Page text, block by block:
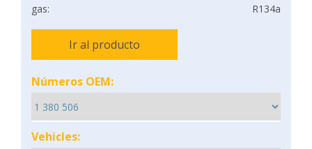
gas: R134a
Ir al producto
Números OEM:
Vehicles: